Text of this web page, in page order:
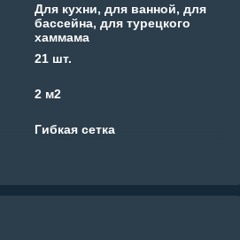
Для кухни, для ванной, для
бассейна, для турецкого
хаммама
21 шт.
2 м2
Гибкая сетка